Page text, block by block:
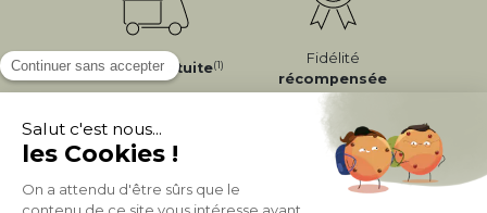
LivraisonGratuite(1)
Fidélité
récompensée